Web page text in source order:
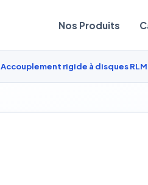
Nos Produits
Accouplement rigide à disques RLM